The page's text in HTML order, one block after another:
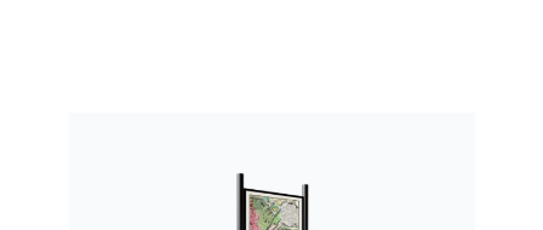
Siehe mehr